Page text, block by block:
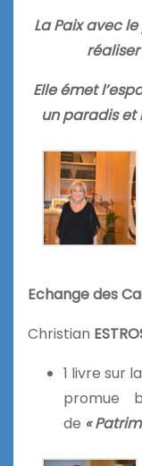
La Paix avec
Elle émet
un paradis et
Echange des
Christian
1 livre sur
promue
de «